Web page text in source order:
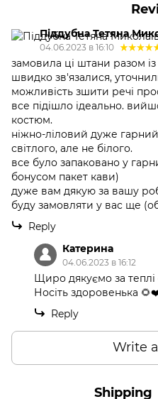
Піддубна Тетяна
04.06.2023 в 16:10
замовила ці штани разом
швидко зв'язалися,
можливість зшити речі
все підішло ідеально.
костюм.
ніжно-ліловий дуже
світлого, але не білого.
все було запаковано у
бонусом пакет кави)
дуже вам дякую за вашу
буду замовляти у вас ще
Reply
Катерина
04.06.2023 в 16:12
Щиро дякуємо за теплі
Носіть здоровенька
Reply
Write
Shipping